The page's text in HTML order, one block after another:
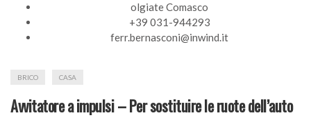
olgiate Comasco
+39 031-944293
ferr.bernasconi@inwind.it
BRICO CASA
Avvitatore a impulsi – Per sostituire le ruote dell’auto